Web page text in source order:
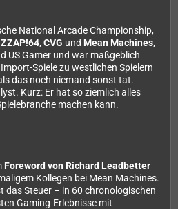
National Arcade Championship,
ZZAP!64, CVG und Mean Machines,
US Gamer und war maßgeblich
Spiele zu westlichen Spielern
das noch niemand sonst tat.
Kurz: Er hat so ziemlich alles
machen kann.
Foreword von Richard Leadbetter
Kollegen bei Mean Machines.
das Steuer – in 60 chronologischen
Gaming-Erlebnisse mit